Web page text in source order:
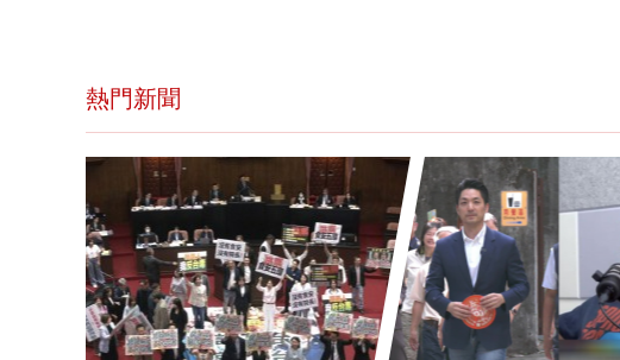
熱門新聞